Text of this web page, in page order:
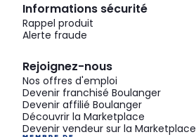
Informations sécurité
Rappel produit
Alerte fraude
Rejoignez-nous
Nos offres d'emploi
Devenir franchisé Boulanger
Devenir affilié Boulanger
Découvrir la Marketplace
Devenir vendeur sur la Marketplace